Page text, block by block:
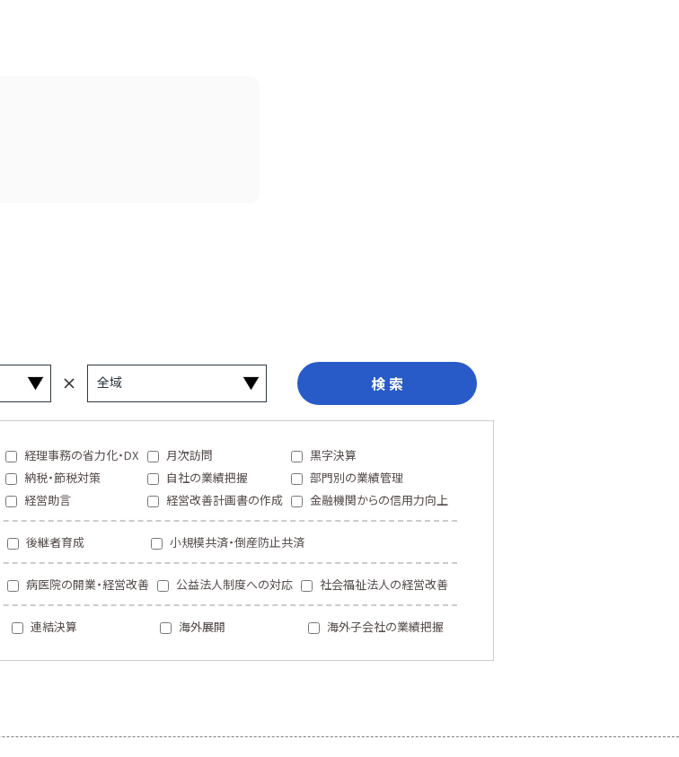
検 索
経理事務の省力化・DX 月次訪問
黒字決算
納税・節税対策 自社の業績把握
部門別の業績管理
経営助言 経営改善計画書の作成 金融機関からの信用力向上
後継者育成 小規模共済・倒産防止共済
病医院の開業・経営改善 公益法人制度への対応 社会福祉法人の経営改善
連結決算 海外展開 海外子会社の業績把握